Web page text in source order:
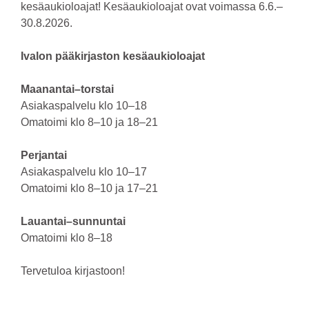
kesäaukioloajat! Kesäaukioloajat ovat voimassa 6.6.–
30.8.2026.
Ivalon pääkirjaston kesäaukioloajat
Maanantai–torstai
Asiakaspalvelu klo 10–18
Omatoimi klo 8–10 ja 18–21
Perjantai
Asiakaspalvelu klo 10–17
Omatoimi klo 8–10 ja 17–21
Lauantai–sunnuntai
Omatoimi klo 8–18
Tervetuloa kirjastoon!